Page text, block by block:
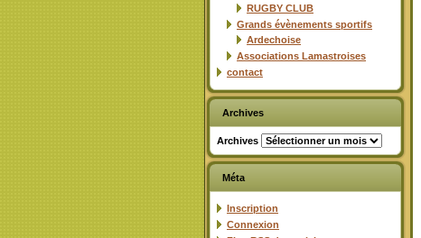
RUGBY CLUB
Grands évènements sportifs
Ardechoise
Associations Lamastroises
contact
Archives
Archives
Méta
Inscription
Connexion